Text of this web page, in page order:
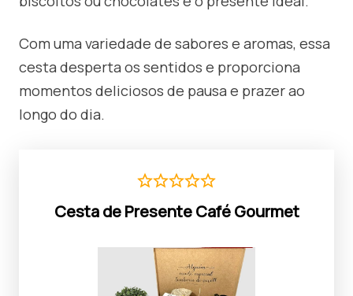
Com uma variedade de sabores e aromas, essa
cesta desperta os sentidos e proporciona
momentos deliciosos de pausa e prazer ao
longo do dia.
Cesta de Presente Café Gourmet